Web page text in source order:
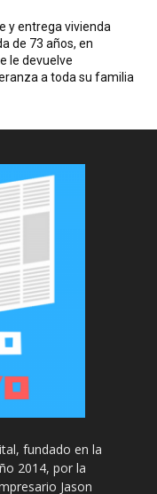
y entrega vivienda
de 73 años, en
le devuelve
a toda su familia
fundado en la
2014, por la
Jason